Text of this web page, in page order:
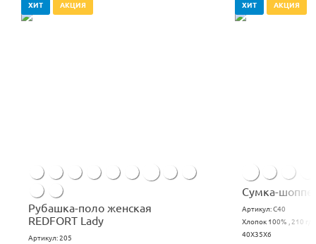
ХИТ АКЦИЯ
Рубашка-поло женская
REDFORT Lady
Артикул:205
ХИТ АКЦИЯ
Сумка-
Артикул:C40
Хлопок 100% , 210 г/м
40X35X6